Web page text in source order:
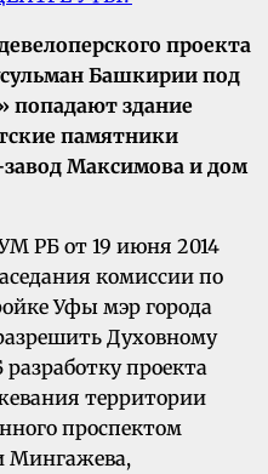
проекта
Башкирии под
попадают здание
памятники
Максимова и дом
РБ от 19 июня 2014
комиссии по
Уфы мэр города
Духовному
проекта
территории
проспектом
Мингажева,